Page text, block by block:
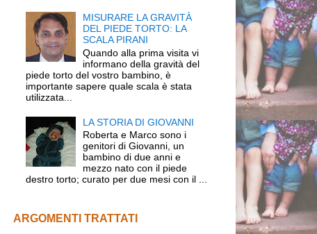
MISURARE LA GRAVITÀ
DEL PIEDE TORTO: LA
SCALA PIRANI
Quando alla prima visita vi
informano della gravità del
piede torto del vostro bambino, è
importante sapere quale scala è stata
utilizzata...
LA STORIA DI GIOVANNI
Roberta e Marco sono i
genitori di Giovanni, un
bambino di due anni e
mezzo nato con il piede
destro torto; curato per due mesi con il ...
ARGOMENTI TRATTATI